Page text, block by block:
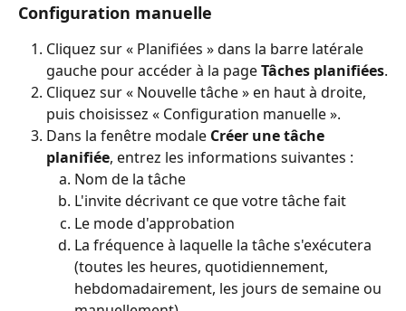
Configuration manuelle
Cliquez sur « Planifiées » dans la barre latérale
gauche pour accéder à la page Tâches planifiées.
Cliquez sur « Nouvelle tâche » en haut à droite,
puis choisissez « Configuration manuelle ».
Dans la fenêtre modale Créer une tâche
planifiée, entrez les informations suivantes :
Nom de la tâche
L'invite décrivant ce que votre tâche fait
Le mode d'approbation
La fréquence à laquelle la tâche s'exécutera
(toutes les heures, quotidiennement,
hebdomadairement, les jours de semaine ou